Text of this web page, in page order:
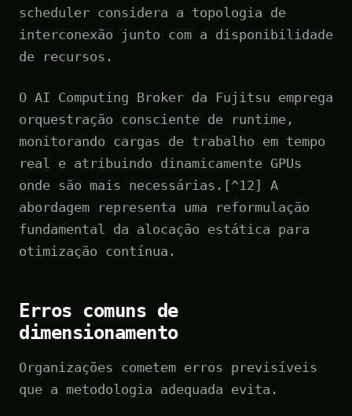
scheduler considera a topologia de
interconexão junto com a disponibilidade
de recursos.
O AI Computing Broker da Fujitsu emprega
orquestração consciente de runtime,
monitorando cargas de trabalho em tempo
real e atribuindo dinamicamente GPUs
onde são mais necessárias.[^12] A
abordagem representa uma reformulação
fundamental da alocação estática para
otimização contínua.
Erros comuns de
dimensionamento
Organizações cometem erros previsíveis
que a metodologia adequada evita.